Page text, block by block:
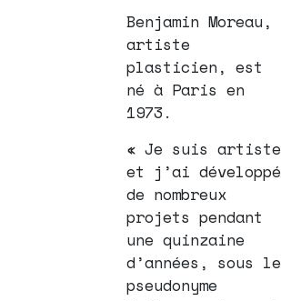
Benjamin Moreau,
artiste
plasticien, est
né à Paris en
1973.
« Je suis artiste
et j’ai développé
de nombreux
projets pendant
une quinzaine
d’années, sous le
pseudonyme